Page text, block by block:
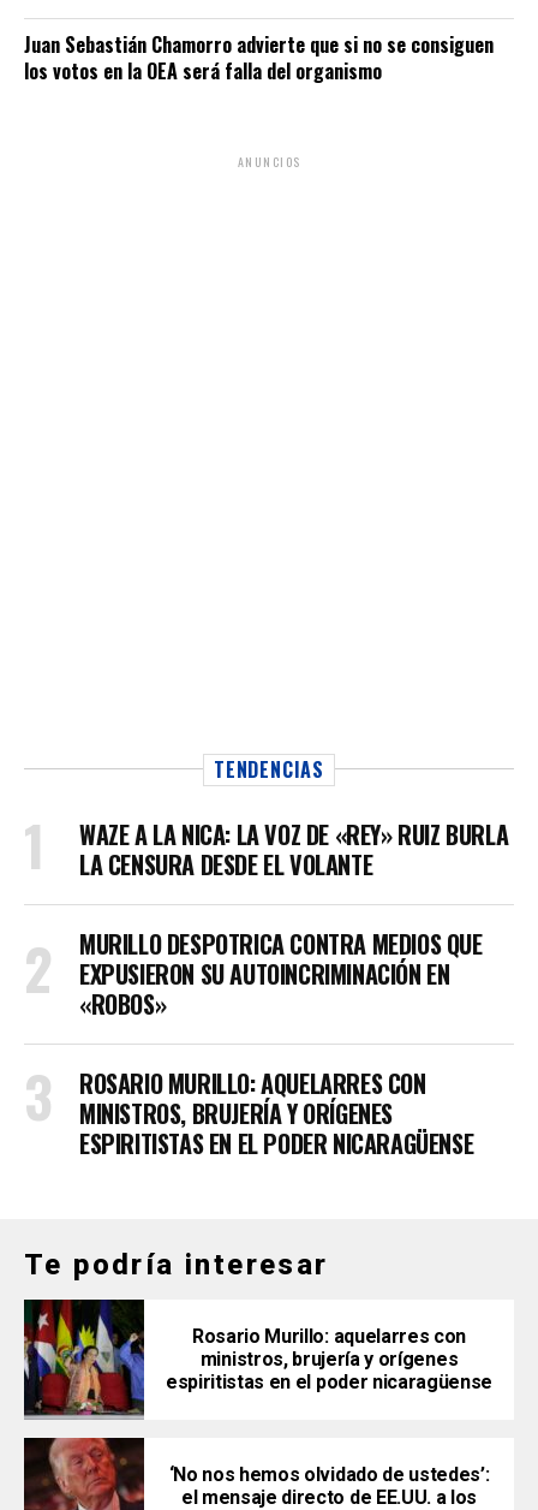
Juan Sebastián Chamorro advierte que si no se consiguen
los votos en la OEA será falla del organismo
ANUNCIOS
TENDENCIAS
WAZE A LA NICA: LA VOZ DE «REY» RUIZ BURLA
LA CENSURA DESDE EL VOLANTE
MURILLO DESPOTRICA CONTRA MEDIOS QUE
EXPUSIERON SU AUTOINCRIMINACIÓN EN
«ROBOS»
ROSARIO MURILLO: AQUELARRES CON
MINISTROS, BRUJERÍA Y ORÍGENES
ESPIRITISTAS EN EL PODER NICARAGÜENSE
Te podría interesar
Rosario Murillo: aquelarres con
ministros, brujería y orígenes
espiritistas en el poder nicaragüense
‘No nos hemos olvidado de ustedes’:
el mensaje directo de EE.UU. a los